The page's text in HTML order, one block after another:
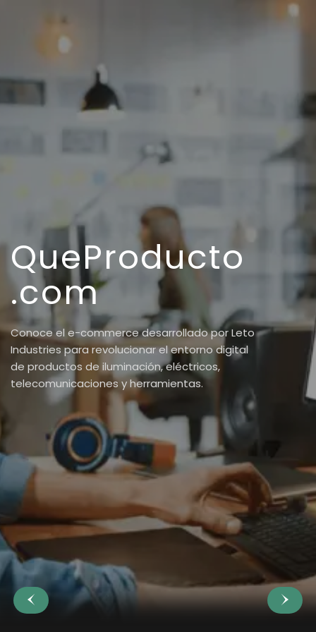
QueProducto
.com
Conoce el e-commerce desarrollado por Leto
Industries para revolucionar el entorno digital
de productos de iluminación, eléctricos,
telecomunicaciones y herramientas.